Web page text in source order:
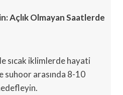
Açlık Olmayan Saatlerde
sıcak iklimlerde hayati
suhoor arasında 8-10